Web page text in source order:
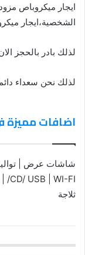
ايجار ميكروباص
الشخصية،ايجار
لذلك بادر بالحجز الان
لذلك نحن سعداء دائما
اضافات مميزة في
ثلاجة